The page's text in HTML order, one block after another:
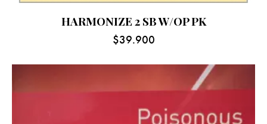
HARMONIZE 2 SB W/OP PK
$39.900